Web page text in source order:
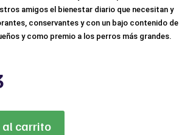
amigos el bienestar diario que necesitan y
conservantes y con un bajo contenido de
y como premio a los perros más grandes.
Current
price
is:
$8,593.
carrito